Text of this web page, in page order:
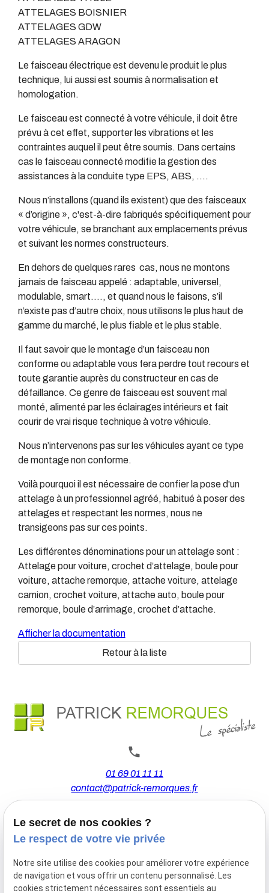
ATTELAGES BOISNIER
ATTELAGES GDW
ATTELAGES ARAGON
Le faisceau électrique est devenu le produit le plus
technique, lui aussi est soumis à normalisation et
homologation.
Le faisceau est connecté à votre véhicule, il doit être
prévu à cet effet, supporter les vibrations et les
contraintes auquel il peut être soumis. Dans certains
cas le faisceau connecté modifie la gestion des
assistances à la conduite type EPS, ABS, ….
Nous n’installons (quand ils existent) que des faisceaux
« d’origine », c'est-à-dire fabriqués spécifiquement pour
votre véhicule, se branchant aux emplacements prévus
et suivant les normes constructeurs.
En dehors de quelques rares cas, nous ne montons
jamais de faisceau appelé : adaptable, universel,
modulable, smart…., et quand nous le faisons, s’il
n’existe pas d’autre choix, nous utilisons le plus haut de
gamme du marché, le plus fiable et le plus stable.
Il faut savoir que le montage d’un faisceau non
conforme ou adaptable vous fera perdre tout recours et
toute garantie auprès du constructeur en cas de
défaillance. Ce genre de faisceau est souvent mal
monté, alimenté par les éclairages intérieurs et fait
courir de vrai risque technique à votre véhicule.
Nous n’intervenons pas sur les véhicules ayant ce type
de montage non conforme.
Voilà pourquoi il est nécessaire de confier la pose d'un
attelage à un professionnel agréé, habitué à poser des
attelages et respectant les normes, nous ne
transigeons pas sur ces points.
Les différentes dénominations pour un attelage sont :
Attelage pour voiture, crochet d’attelage, boule pour
voiture, attache remorque, attache voiture, attelage
camion, crochet voiture, attache auto, boule pour
remorque, boule d’arrimage, crochet d’attache.
Afficher la documentation
Retour à la liste
01 69 01 11 11
contact@patrick-remorques.fr
44 Avenue de la Division Leclerc
91160 BALLAINVILLIERS
Du Mardi au Samedi
Le secret de nos cookies ?
Le respect de votre vie privée
Notre site utilise des cookies pour améliorer votre expérience
de navigation et vous offrir un contenu personnalisé. Les
cookies strictement nécessaires sont essentiels au